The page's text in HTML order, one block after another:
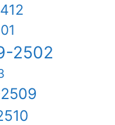
2502